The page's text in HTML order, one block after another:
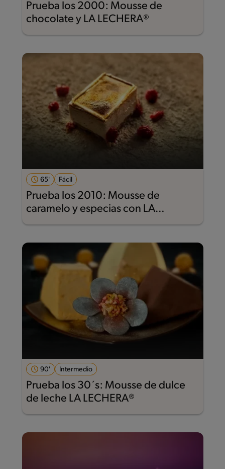
Prueba los 2000: Mousse de
chocolate y LA LECHERA®
65' Fácil
Prueba los 2010: Mousse de
caramelo y especias con LA
LECHERA®
90' Intermedio
Prueba los 30´s: Mousse de dulce
de leche LA LECHERA®